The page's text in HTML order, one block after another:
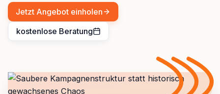
Jetzt Angebot einholen
kostenlose Beratung